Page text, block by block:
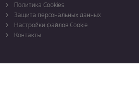
Политика Cookies
Защита персональных данных
Настройки файлов Cookie
Контакты